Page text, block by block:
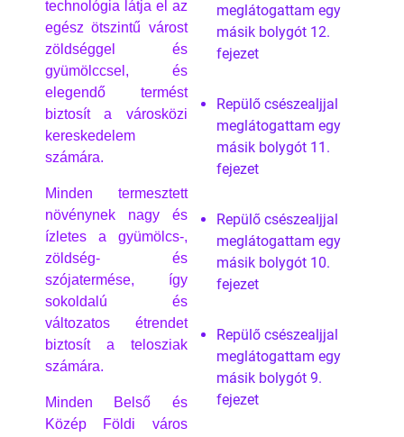
technológia látja el az
egész ötszintű várost
zöldséggel és
gyümölccsel, és
elegendő termést
biztosít a városközi
kereskedelem
számára.
Minden termesztett
növénynek nagy és
ízletes a gyümölcs-,
zöldség- és
szójatermése, így
sokoldalú és
változatos étrendet
biztosít a telosziak
számára.
Minden Belső és
Közép Földi város
meglátogattam egy
másik bolygót 12.
fejezet
Repülő csészealjjal
meglátogattam egy
másik bolygót 11.
fejezet
Repülő csészealjjal
meglátogattam egy
másik bolygót 10.
fejezet
Repülő csészealjjal
meglátogattam egy
másik bolygót 9.
fejezet